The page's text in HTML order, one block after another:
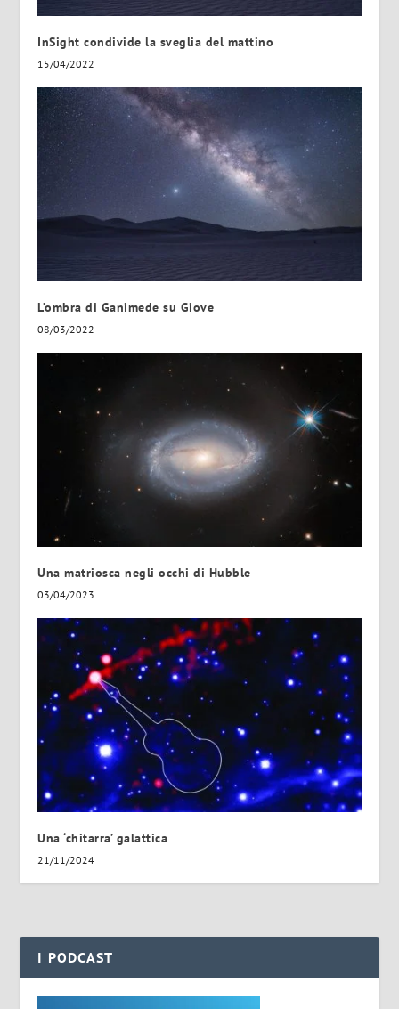
InSight condivide la sveglia del mattino
15/04/2022
L’ombra di Ganimede su Giove
08/03/2022
Una matriosca negli occhi di Hubble
03/04/2023
Una ‘chitarra’ galattica
21/11/2024
I PODCAST